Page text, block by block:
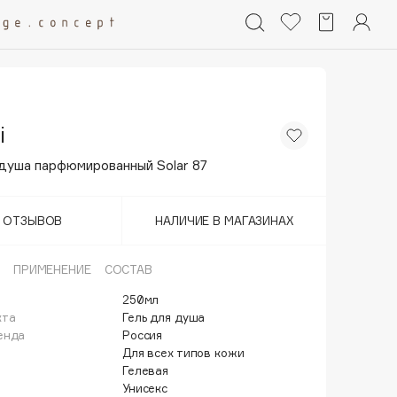
парфюмированный Solar 87
ОТЗЫВОВ НАЛИЧИЕ В МАГАЗИНАХ
ПРИМЕНЕНИЕ СОСТАВ
250мл
Гель для душа
Россия
Для всех типов кожи
Гелевая
Унисекс